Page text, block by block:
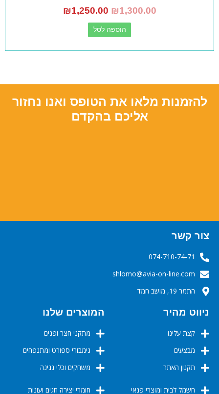
₪1,300.00
₪1,250.00
הוספה לסל
להזמנות מלאו את הטופס ואנו נחזור
אליכם בהקדם
צור קשר
074-710-74-71
‬‬‬shlomo@avia-on-line.com‬
התמר 19, מושב חמד
ניווט מהיר
קצת עלינו
מבצעים
תקנון האתר
המוצרים שלנו
מתקני חצר ופנים
גימבורי ספורט ומתנפחים
משחקים וכלי נגינה
חשמל לבית ומוצרי פנאי חומרי יצירה חגים ועונות